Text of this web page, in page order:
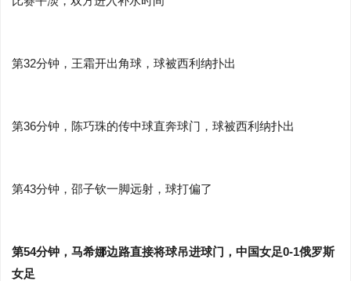
第32分钟，王霜开出角球，球被西利纳扑出
第36分钟，陈巧珠的传中球直奔球门，球被西利纳扑出
第43分钟，邵子钦一脚远射，球打偏了
第54分钟，马希娜边路直接将球吊进球门，中国女足0-1俄罗斯
女足